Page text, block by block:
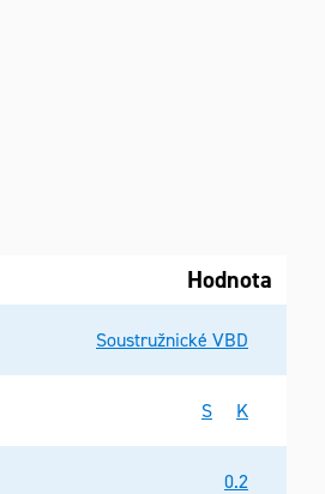
Hodnota
Soustružnické VBD
S K
0.2